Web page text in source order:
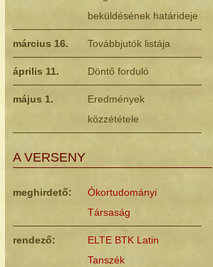
beküldésének határideje
március 16. Továbbjutók listája
április 11. Döntő forduló
május 1.
Eredmények
közzététele
A VERSENY
meghirdető:
Ókortudományi
Társaság
rendező:
ELTE BTK Latin
Tanszék